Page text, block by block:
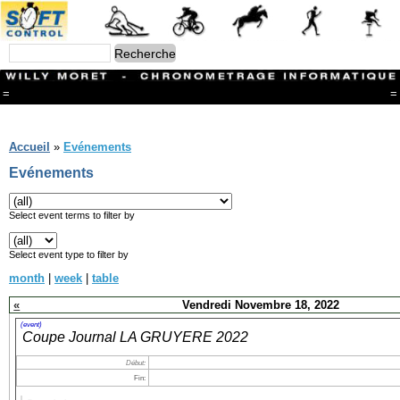
= =
Branches
CONTACT
Ski ALPIN
Triathlon
Ski Nordique
Courses à pieds
Athlétisme
Slalom In-Line
Caisse à savon
Coupe "Journal La Gruyère"
Hippisme
Marche
Archives
Accueil » Evénements
Evénements
Select event terms to filter by
Select event type to filter by
month | week | table
«
Vendredi Novembre 18, 2022
(event)
Coupe Journal LA GRUYERE 2022
Début:
Fin: